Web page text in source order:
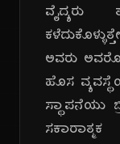
ವೈದ್ಯರು
ಅವರು
ಹೊಸ
ಸ್ಥಾಪನೆಯು